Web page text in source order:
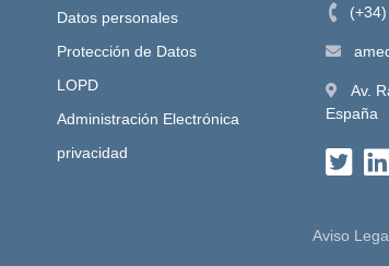
Datos personales
Protección de Datos
LOPD
Administración Electrónica
privacidad
Av.
España
Aviso